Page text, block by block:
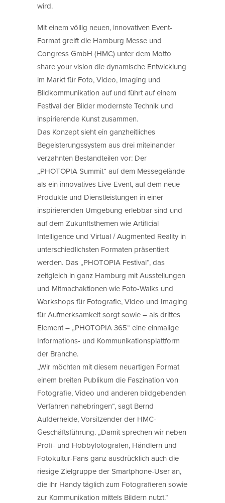
wird.
Mit einem völlig neuen, innovativen Event-
Format greift die Hamburg Messe und
Congress GmbH (HMC) unter dem Motto
share your vision die dynamische Entwicklung
im Markt für Foto, Video, Imaging und
Bildkommunikation auf und führt auf einem
Festival der Bilder modernste Technik und
inspirierende Kunst zusammen.
Das Konzept sieht ein ganzheitliches
Begeisterungssystem aus drei miteinander
verzahnten Bestandteilen vor: Der
„PHOTOPIA Summit“ auf dem Messegelände
als ein innovatives Live-Event, auf dem neue
Produkte und Dienstleistungen in einer
inspirierenden Umgebung erlebbar sind und
auf dem Zukunftsthemen wie Artificial
Intelligence und Virtual / Augmented Reality in
unterschiedlichsten Formaten präsentiert
werden. Das „PHOTOPIA Festival“, das
zeitgleich in ganz Hamburg mit Ausstellungen
und Mitmachaktionen wie Foto-Walks und
Workshops für Fotografie, Video und Imaging
für Aufmerksamkeit sorgt sowie – als drittes
Element – „PHOTOPIA 365“ eine einmalige
Informations- und Kommunikationsplattform
der Branche.
„Wir möchten mit diesem neuartigen Format
einem breiten Publikum die Faszination von
Fotografie, Video und anderen bildgebenden
Verfahren nahebringen“, sagt Bernd
Aufderheide, Vorsitzender der HMC-
Geschäftsführung. „Damit sprechen wir neben
Profi- und Hobbyfotografen, Händlern und
Fotokultur-Fans ganz ausdrücklich auch die
riesige Zielgruppe der Smartphone-User an,
die ihr Handy täglich zum Fotografieren sowie
zur Kommunikation mittels Bildern nutzt.“